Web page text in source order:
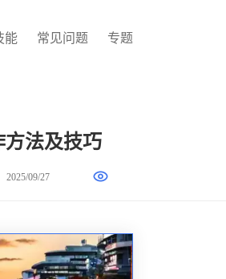
能 常见问题 专题
方法及技巧
2025/09/27